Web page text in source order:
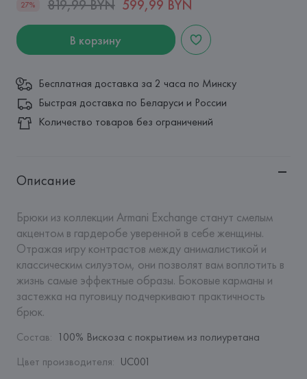
27% 819,99 BYN 599,99 BYN
В корзину
Бесплатная доставка за 2 часа по Минску
Быстрая доставка по Беларуси и России
Количество товаров без ограничений
Описание
Брюки из коллекции Armani Exchange станут смелым
акцентом в гардеробе уверенной в себе женщины.
Отражая игру контрастов между анималистикой и
классическим силуэтом, они позволят вам воплотить в
жизнь самые эффектные образы. Боковые карманы и
застежка на пуговицу подчеркивают практичность
брюк.
Состав: 100% Вискоза с покрытием из полиуретана
Цвет производителя: UC001